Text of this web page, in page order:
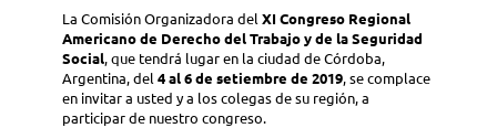
La Comisión Organizadora del XI Congreso Regional
Americano de Derecho del Trabajo y de la Seguridad
Social, que tendrá lugar en la ciudad de Córdoba,
Argentina, del 4 al 6 de setiembre de 2019, se complace
en invitar a usted y a los colegas de su región, a
participar de nuestro congreso.